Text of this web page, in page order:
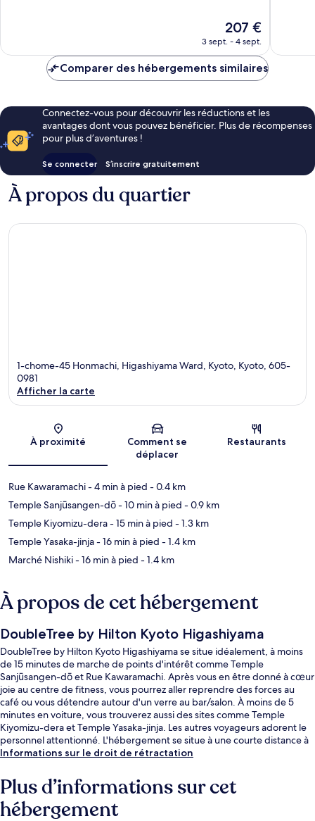
Le
nouveau
est
de
207 €
3 sept. - 4 sept.
Comparer des hébergements similaires
Connectez-vous pour découvrir les réductions et les
avantages dont vous pouvez bénéficier. Plus de récompenses
pour plus d’aventures !
Se connecter S’inscrire gratuitement
À propos du quartier
1-chome-45 Honmachi, Higashiyama Ward, Kyoto, Kyoto, 605-
0981
Afficher la carte
À proximité
Comment se
déplacer
Restaurants
Rue Kawaramachi- 4 min à pied - 0.4 km
Temple Sanjūsangen-dō- 10 min à pied - 0.9 km
Temple Kiyomizu-dera- 15 min à pied - 1.3 km
Temple Yasaka-jinja- 16 min à pied - 1.4 km
Marché Nishiki- 16 min à pied - 1.4 km
À propos de cet hébergement
DoubleTree by Hilton Kyoto Higashiyama
DoubleTree by Hilton Kyoto Higashiyama se situe idéalement, à moins
de 15 minutes de marche de points d'intérêt comme Temple
Sanjūsangen-dō et Rue Kawaramachi. Après vous en être donné à cœur
joie au centre de fitness, vous pourrez aller reprendre des forces au
café ou vous détendre autour d'un verre au bar/salon. À moins de 5
minutes en voiture, vous trouverez aussi des sites comme Temple
Kiyomizu-dera et Temple Yasaka-jinja. Les autres voyageurs adorent le
personnel attentionné. L'hébergement se situe à une courte distance à
pied des transports publics. Station de métro Gojō se trouve à 11 min à
Informations sur le droit de rétractation
Plus d’informations sur cet
hébergement